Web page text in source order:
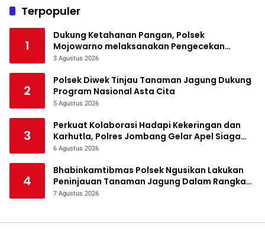
Terpopuler
1
Dukung Ketahanan Pangan, Polsek
Mojowarno melaksanakan Pengecekan
Tanaman Jagung
3 Agustus 2026
2
Polsek Diwek Tinjau Tanaman Jagung Dukung
Program Nasional Asta Cita
5 Agustus 2026
3
Perkuat Kolaborasi Hadapi Kekeringan dan
Karhutla, Polres Jombang Gelar Apel Siaga
Bencana
6 Agustus 2026
4
Bhabinkamtibmas Polsek Ngusikan Lakukan
Peninjauan Tanaman Jagung Dalam Rangka
Mendukung Ketahanan Pangan
7 Agustus 2026